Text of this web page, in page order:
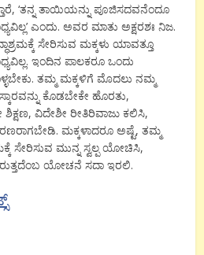
‘ತನ್ನ ತಾಯಿಯನ್ನು ಪೂಜಿಸದವನೆಂದೂ
ಎಂದು. ಅವರ ಮಾತು ಅಕ್ಷರಶಃ ನಿಜ.
ಸೇರಿಸುವ ಮಕ್ಕಳು ಯಾವತ್ತೂ
ಇಂದಿನ ಪಾಲಕರೂ ಒಂದು
ತಮ್ಮ ಮಕ್ಕಳಿಗೆ ಮೊದಲು ನಮ್ಮ
ಕೊಡಬೇಕೇ ಹೊರತು,
ವಿದೇಶೀ ರೀತಿರಿವಾಜು ಕಲಿಸಿ,
ಮಕ್ಕಳಾದರೂ ಅಷ್ಟೆ, ತಮ್ಮ
ಸೇರಿಸುವ ಮುನ್ನ ಸ್ವಲ್ಪ ಯೋಚಿಸಿ,
ಯೋಚನೆ ಸದಾ ಇರಲಿ.